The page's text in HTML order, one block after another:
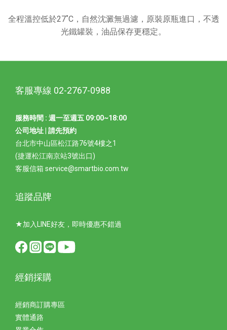
全程溫控低於27˚C，自然沈澱無過濾，原裝原瓶進口，不透
光鐵罐裝，油品保存更穩定。
客服專線 02-2767-0988
服務時間 : 週一至週五 09:00~18:00
公司地址 | 請先預約
台北市中山區松江路76號4樓之1
(捷運松江南京站3號出口)
客服信箱 service@smartbio.com.tw
追蹤品牌
★加入LINE好友，即時優惠不錯過
經銷採購
經銷商訂購專區
實體通路